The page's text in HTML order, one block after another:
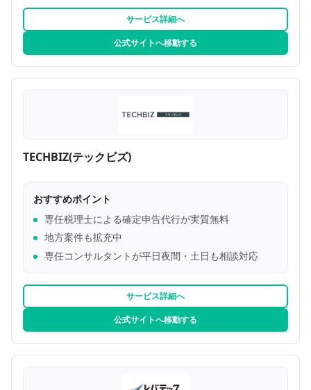
サービス詳細へ
公式サイトへ移動する
TECHBIZ(テックビズ)
おすすめポイント
専任税理士による確定申告代行が実質無料
地方案件も拡充中
専任コンサルタントが平日夜間・土日も相談対応
サービス詳細へ
公式サイトへ移動する